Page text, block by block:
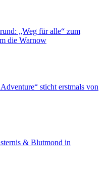
„Weg für alle“ zum
die Warnow
sticht erstmals von
& Blutmond in